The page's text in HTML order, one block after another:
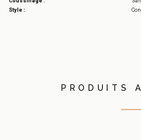
Style :
PRODUITS